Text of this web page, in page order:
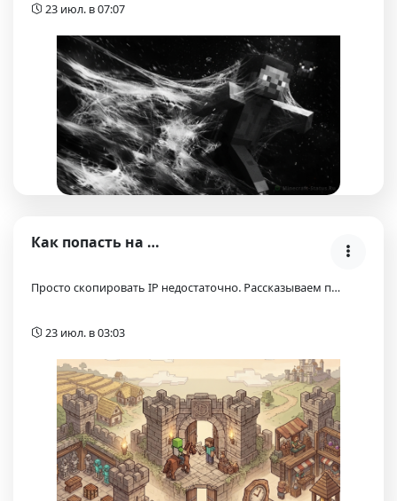
23 июл. в 07:07
Как попасть на SMP сервер Майнкрафт: анкеты, инвай…
Просто скопировать IP недостаточно. Рассказываем п…
23 июл. в 03:03